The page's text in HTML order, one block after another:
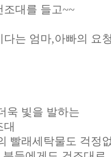
대를 들고~~
는 엄마,아빠의 요
욱 빛을 발하는
대
빨래세탁물도 걱정